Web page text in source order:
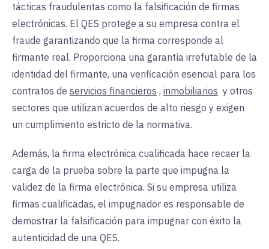
tácticas fraudulentas como la falsificación de firmas
electrónicas. El QES protege a su empresa contra el
fraude garantizando que la firma corresponde al
firmante real. Proporciona una garantía irrefutable de la
identidad del firmante, una verificación esencial para los
contratos de servicios financieros , inmobiliarios y otros
sectores que utilizan acuerdos de alto riesgo y exigen
un cumplimiento estricto de la normativa.
Además, la firma electrónica cualificada hace recaer la
carga de la prueba sobre la parte que impugna la
validez de la firma electrónica. Si su empresa utiliza
firmas cualificadas, el impugnador es responsable de
demostrar la falsificación para impugnar con éxito la
autenticidad de una QES.